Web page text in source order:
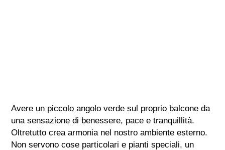
Avere un piccolo angolo verde sul proprio balcone da
una sensazione di benessere, pace e tranquillità.
Oltretutto crea armonia nel nostro ambiente esterno.
Non servono cose particolari e pianti speciali, un